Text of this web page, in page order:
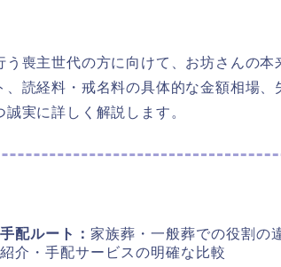
喪主世代の方に向けて、お坊さんの本
読経料・戒名料の具体的な金額相場、
実に詳しく解説します。
配ルート： 家族葬・一般葬での役割の
介・手配サービスの明確な比較